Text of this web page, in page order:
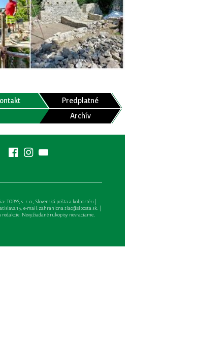
Predplatné
Archív
TOPAS, s. r. o., Slovenská pošta a kolportéri |
15, e-mail:zahranicna.tlac@slposta.sk. |
Nevyžiadané rukopisy nevraciame,